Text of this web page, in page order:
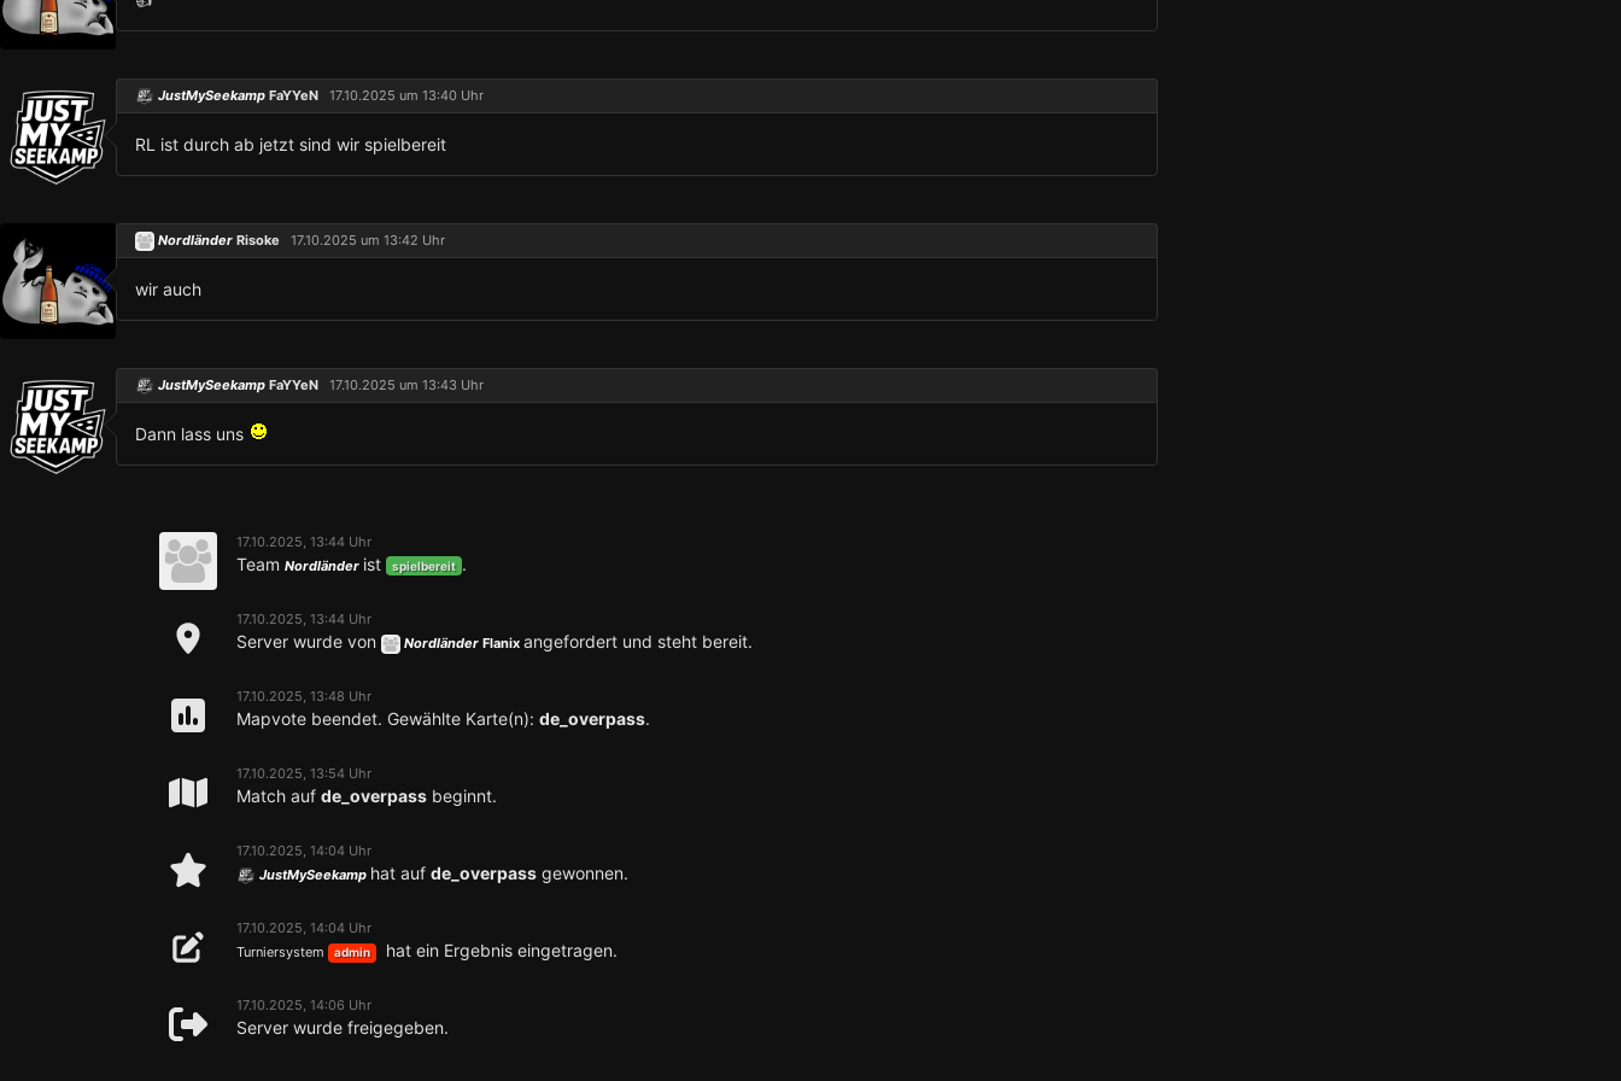
JustMySeekamp FaYYeN 17.10.2025 um 13:40 Uhr
RL ist durch ab jetzt sind wir spielbereit
Nordländer Risoke 17.10.2025 um 13:42 Uhr
wir auch
JustMySeekamp FaYYeN 17.10.2025 um 13:43 Uhr
Dann lass uns
17.10.2025, 13:44 Uhr
Team Nordländer ist spielbereit .
17.10.2025, 13:44 Uhr
Server wurde von Nordländer Flanix angefordert und steht bereit.
17.10.2025, 13:48 Uhr
Mapvote beendet. Gewählte Karte(n): de_overpass.
17.10.2025, 13:54 Uhr
Match auf de_overpass beginnt.
17.10.2025, 14:04 Uhr
JustMySeekamp hat auf de_overpass gewonnen.
17.10.2025, 14:04 Uhr
Turniersystem
admin hat ein Ergebnis eingetragen.
17.10.2025, 14:06 Uhr
Server wurde freigegeben.